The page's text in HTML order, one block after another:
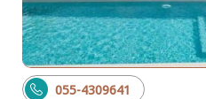
055-4309641